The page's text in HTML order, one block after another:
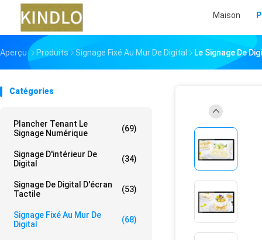
Maison
Aperçu Produits Signage Fixé Au Mur De Digital Le Signage De
Catégories
Plancher Tenant Le
Signage Numérique
(69)
Signage D'intérieur De
Digital
(34)
Signage De Digital D'écran
Tactile
(53)
Signage Fixé Au Mur De
Digital
(68)